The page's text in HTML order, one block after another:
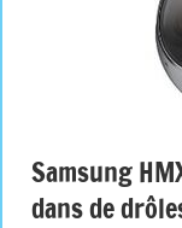
Samsung
dans de